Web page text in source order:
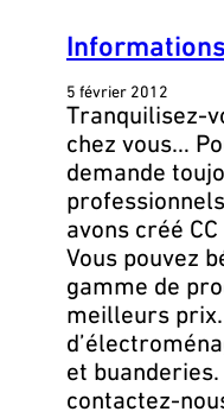
5 février 2012
Tranquilisez-
chez vous…
demande
avons créé
Vous pouvez
gamme de
meilleurs
et
contactez-